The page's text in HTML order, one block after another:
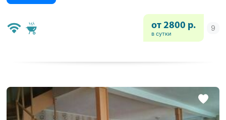
от 2800 р.
в сутки